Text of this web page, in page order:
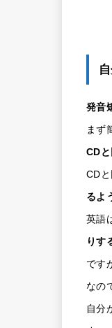
発音
まず
CD
CD
るよ
英語
りす
です
なの
自分